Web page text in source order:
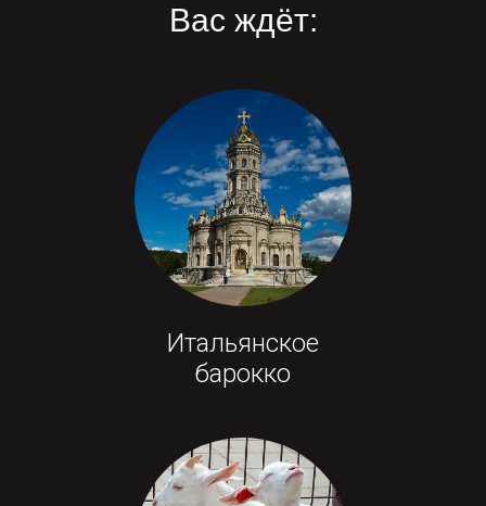
Вас ждёт:
Итальянское
барокко